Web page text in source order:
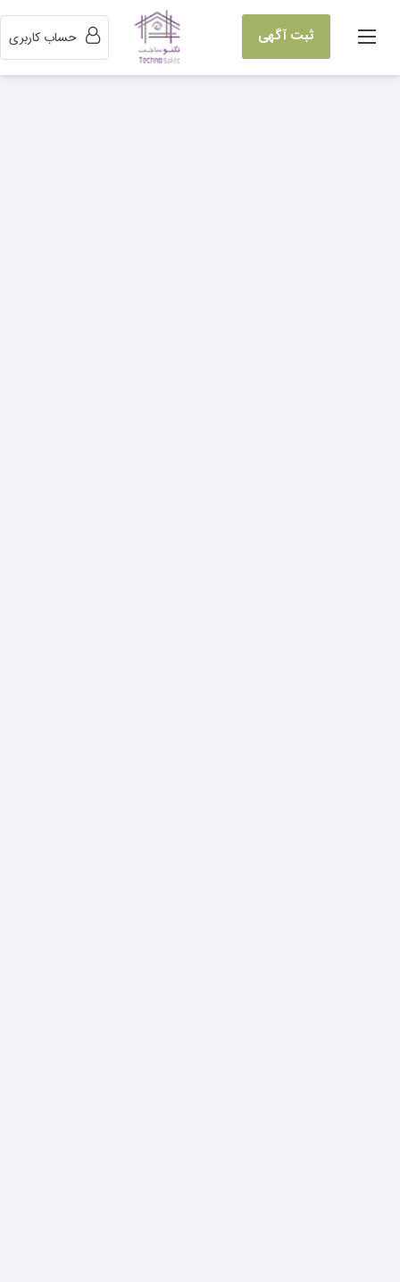
ثبت آگهی حساب کاربری